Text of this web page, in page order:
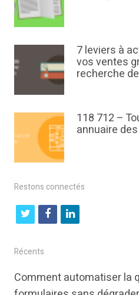
7 leviers à
vos ventes
recherche
118 712 –
annuaire
Restons connectés
t
i
t
f
b
l
k
e
Récents
Comment automatiser la